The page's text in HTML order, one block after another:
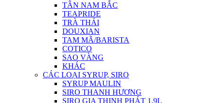
TÂN NAM BẮC
TEAPRIDE
TRÀ THÁI
DOUXIAN
TAM MÃ/BARISTA
COTICO
SAO VÀNG
KHÁC
CÁC LOẠI SYRUP, SIRO
SYRUP MAULIN
SIRO THANH HƯƠNG
SIRO GIA THỊNH PHÁT 1.9L